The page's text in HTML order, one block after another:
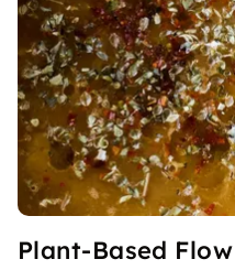
Plant-Based Flow